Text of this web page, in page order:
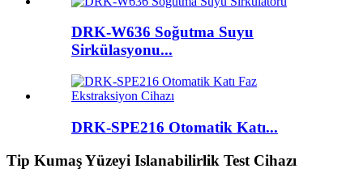
DRK-W636 Soğutma Suyu
Sirkülasyonu...
DRK-SPE216 Otomatik Katı...
Tip Kumaş Yüzeyi Islanabilirlik Test Cihazı